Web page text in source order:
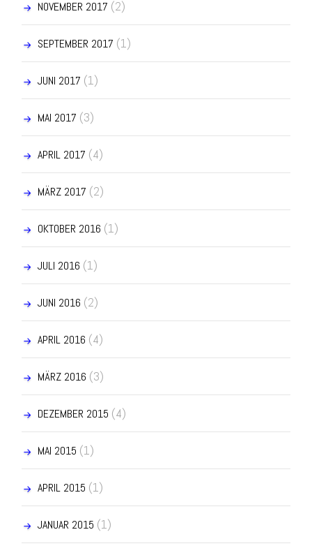
NOVEMBER 2017 (2)
SEPTEMBER 2017 (1)
JUNI 2017 (1)
MAI 2017 (3)
APRIL 2017 (4)
MÄRZ 2017 (2)
OKTOBER 2016 (1)
JULI 2016 (1)
JUNI 2016 (2)
APRIL 2016 (4)
MÄRZ 2016 (3)
DEZEMBER 2015 (4)
MAI 2015 (1)
APRIL 2015 (1)
JANUAR 2015 (1)